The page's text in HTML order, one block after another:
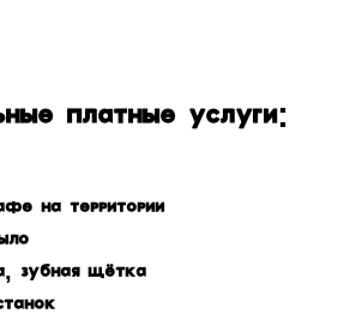
платные услуги:
на территории
зубная щётка